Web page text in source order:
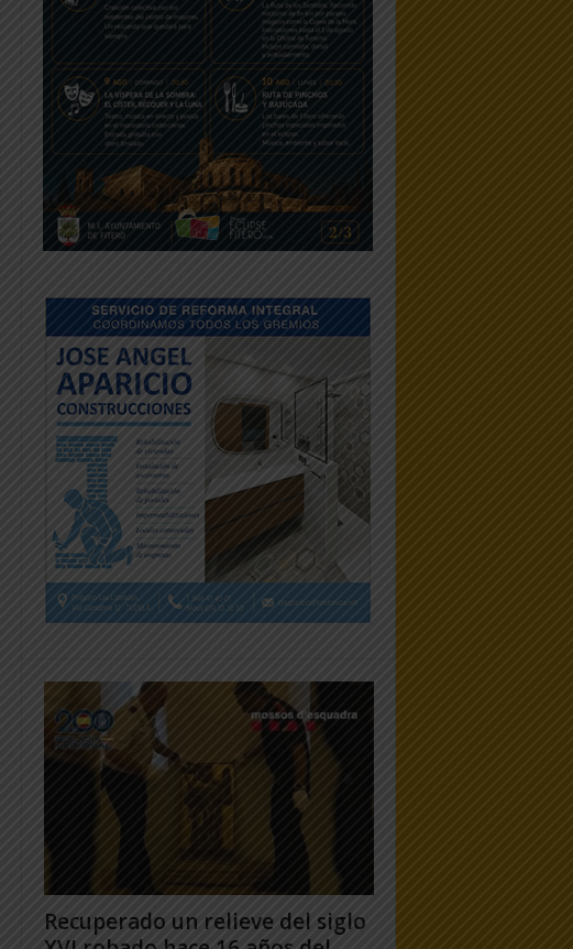
Recuperado un relieve del siglo